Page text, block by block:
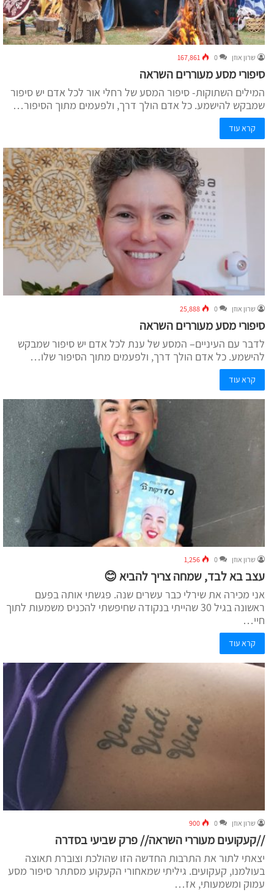
שרון אוזן 0
167,861
סיפורי מסע מעוררים השראה
המילים השתוקות- סיפור המסע של רחלי אור לכל אדם יש סיפור
שמבקש להישמע. כל אדם הולך דרך, ולפעמים מתוך הסיפור…
קרא עוד
שרון אוזן 0
25,888
סיפורי מסע מעוררים השראה
לדבר עם העיניים– המסע של ענת לכל אדם יש סיפור שמבקש
להישמע. כל אדם הולך דרך, ולפעמים מתוך הסיפור שלו…
קרא עוד
שרון אוזן 0
1,256
עצב בא לבד, שמחה צריך להביא 😊
אני מכירה את שירלי כבר עשרים שנה. פגשתי אותה בפעם
ראשונה בגיל 30 שהייתי בנקודה שחיפשתי להכניס משמעות לתוך
חיי…
קרא עוד
שרון אוזן 0
900
//קעקועים מעוררי השראה// פרק שביעי בסדרה
יצאתי לתור את התרבות החדשה הזו שהולכת וצוברת תאוצה
בעולמנו, קעקועים. גיליתי שמאחורי הקעקוע מסתתר סיפור מסע
עמוק ומשמעותי, אז…